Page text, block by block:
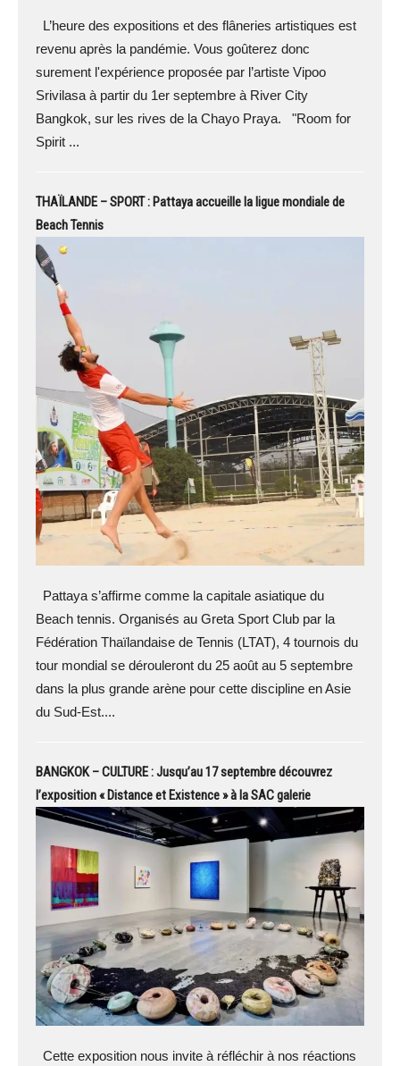
L’heure des expositions et des flâneries artistiques est
revenu après la pandémie. Vous goûterez donc
surement l'expérience proposée par l’artiste Vipoo
Srivilasa à partir du 1er septembre à River City
Bangkok, sur les rives de la Chayo Praya. "Room for
Spirit ...
THAÏLANDE – SPORT : Pattaya accueille la ligue mondiale de
Beach Tennis
Pattaya s’affirme comme la capitale asiatique du
Beach tennis. Organisés au Greta Sport Club par la
Fédération Thaïlandaise de Tennis (LTAT), 4 tournois du
tour mondial se dérouleront du 25 août au 5 septembre
dans la plus grande arène pour cette discipline en Asie
du Sud-Est....
BANGKOK – CULTURE : Jusqu’au 17 septembre découvrez
l’exposition « Distance et Existence » à la SAC galerie
Cette exposition nous invite à réfléchir à nos réactions